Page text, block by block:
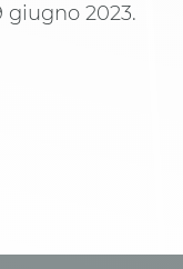
giugno 2023.